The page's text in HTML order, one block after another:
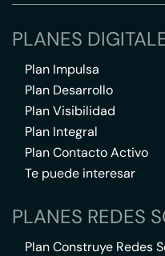
PLANES
Plan Impulsa
Plan Desarrollo
Plan Visibilidad
Plan Integral
Plan Contacto Activo
Te puede interesar
PLANES REDES
Plan Construye Redes